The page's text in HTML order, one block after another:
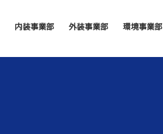
内装事業部 外装事業部 環境事業部